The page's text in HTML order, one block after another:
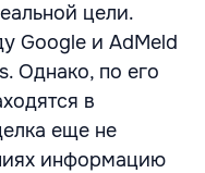
цели.
Google и AdMeld
Однако, по его
в
еще не
информацию